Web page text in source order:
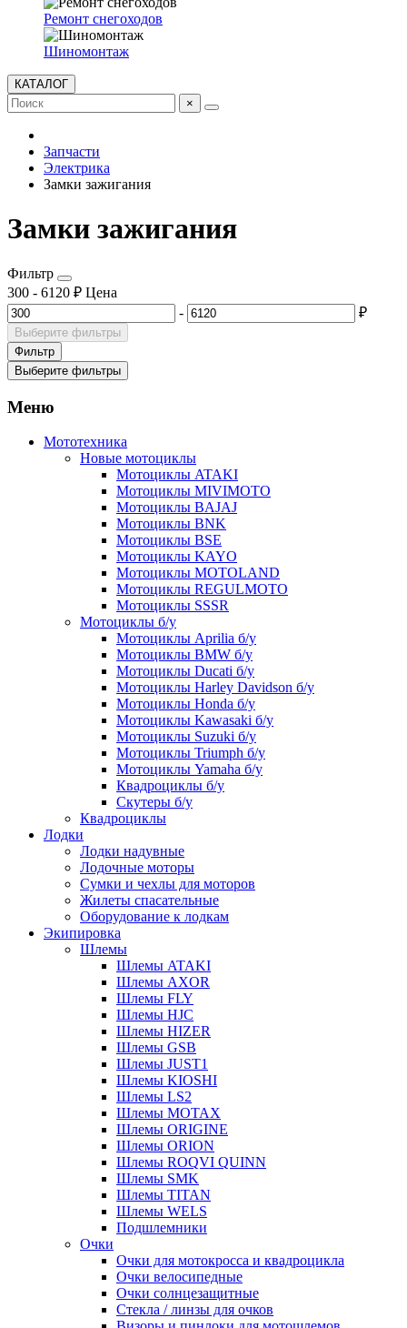
Ремонт снегоходов
Шиномонтаж
КАТАЛОГ
×
Запчасти
Электрика
Замки зажигания
Замки зажигания
Фильтр
300 - 6120 ₽ Цена
-
₽
Выберите фильтры
Фильтр
Выберите фильтры
Меню
Мототехника
Новые мотоциклы
Мотоциклы ATAKI
Мотоциклы MIVIMOTO
Мотоциклы BAJAJ
Мотоциклы BNK
Мотоциклы BSE
Мотоциклы KAYO
Мотоциклы MOTOLAND
Мотоциклы REGULMOTO
Мотоциклы SSSR
Мотоциклы б/у
Мотоциклы Aprilia б/у
Мотоциклы BMW б/у
Мотоциклы Ducati б/у
Мотоциклы Harley Davidson б/у
Мотоциклы Honda б/у
Мотоциклы Kawasaki б/у
Мотоциклы Suzuki б/у
Мотоциклы Triumph б/у
Мотоциклы Yamaha б/у
Квадроциклы б/у
Скутеры б/у
Квадроциклы
Лодки
Лодки надувные
Лодочные моторы
Сумки и чехлы для моторов
Жилеты спасательные
Оборудование к лодкам
Экипировка
Шлемы
Шлемы ATAKI
Шлемы AXOR
Шлемы FLY
Шлемы HJC
Шлемы HIZER
Шлемы GSB
Шлемы JUST1
Шлемы KIOSHI
Шлемы LS2
Шлемы MOTAX
Шлемы ORIGINE
Шлемы ORION
Шлемы ROQVI QUINN
Шлемы SMK
Шлемы TITAN
Шлемы WELS
Подшлемники
Очки
Очки для мотокросса и квадроцикла
Очки велосипедные
Очки солнцезащитные
Стекла / линзы для очков